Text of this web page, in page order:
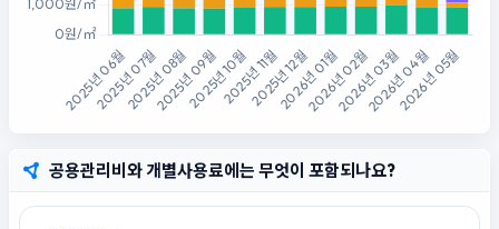
공용관리비와 개별사용료에는 무엇이 포함되나요?